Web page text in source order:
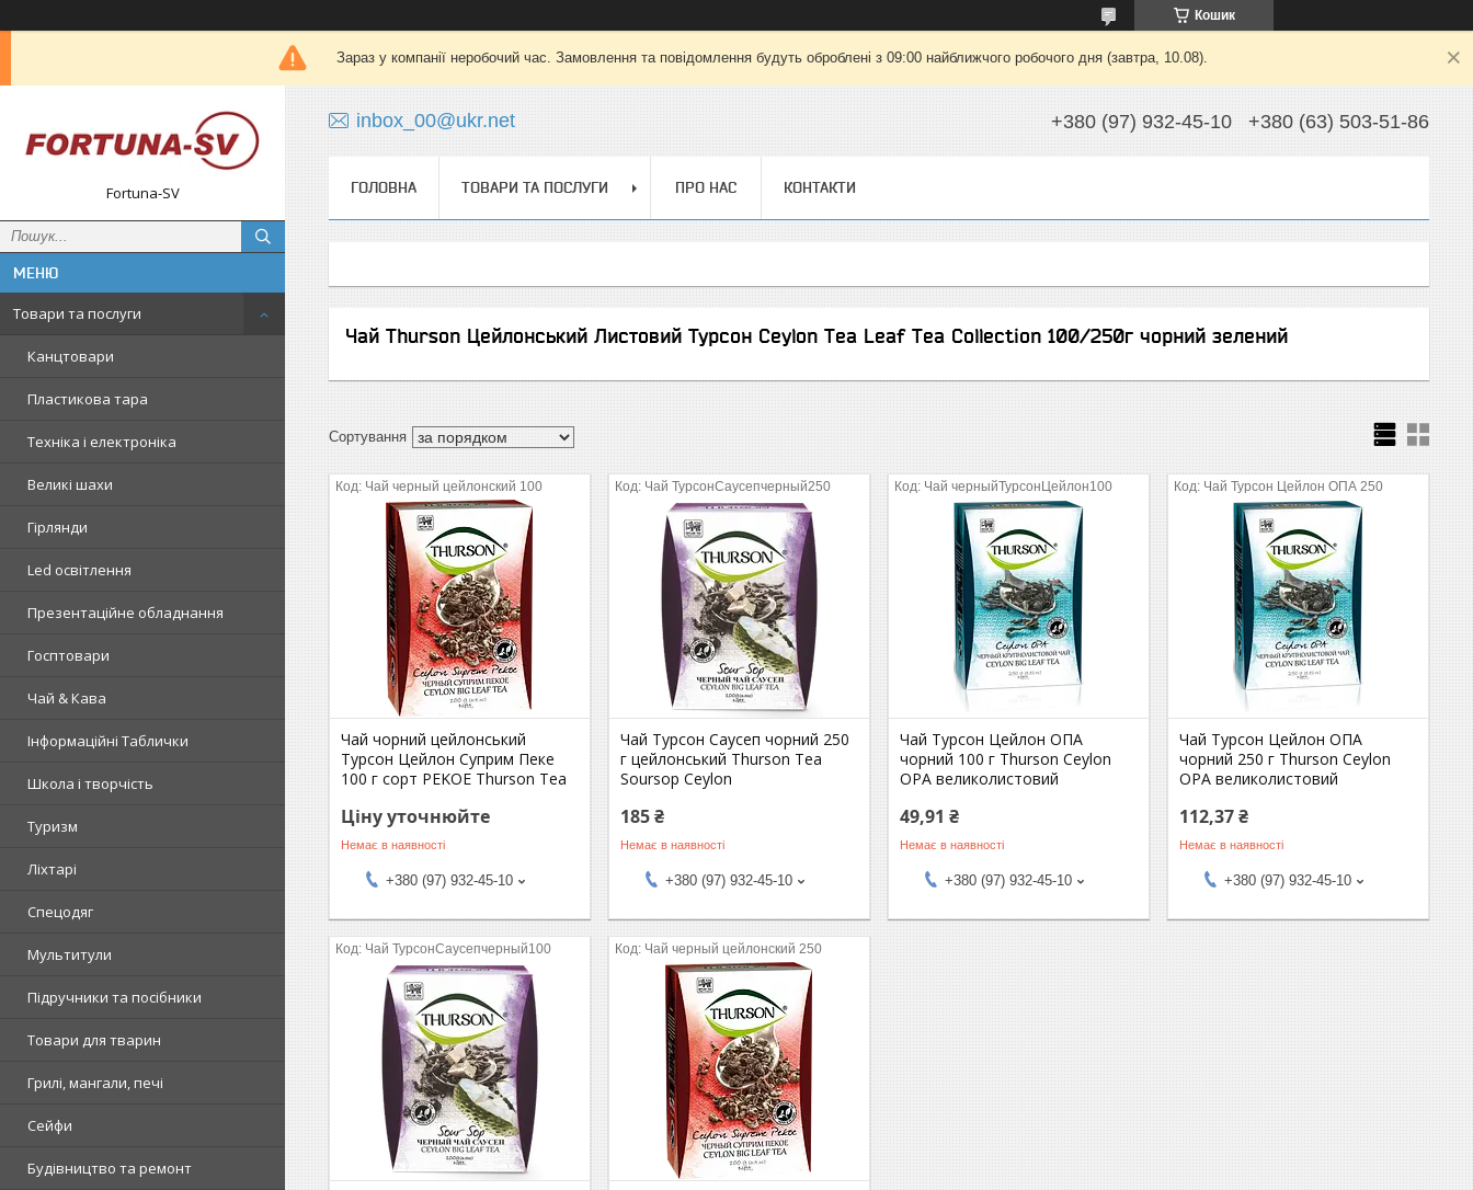
Кошик
Зараз у компанії неробочий час. Замовлення та повідомлення будуть оброблені з 09:00 найближчого робочого дня (завтра, 10.08).
Fortuna-SV
Товари та послуги
Канцтовари
Пластикова тара
Техніка і електроніка
Великі шахи
Гірлянди
Led освітлення
Презентаційне обладнання
Госптовари
Чай & Кава
Інформаційні Таблички
Школа і творчість
Туризм
Ліхтарі
Спецодяг
Мультитули
Підручники та посібники
Товари для тварин
Грилі, мангали, печі
Сейфи
Будівництво та ремонт
inbox_00@ukr.net +380 (97) 932-45-10 +380 (63) 503-51-86
ГОЛОВНА ТОВАРИ ТА ПОСЛУГИ ПРО НАС КОНТАКТИ
Чай Thurson Цейлонський Листовий Турсон Ceylon Tea Leaf Tea Collection 100/250г чорний зелений
Чай черный цейлонский 100
Чай чорний цейлонський
Турсон Цейлон Суприм Пеке
100 г сорт PEKOE Thurson Tea
Ціну уточнюйте
Немає в наявності
+380 (97) 932-45-10
Чай ТурсонСаусепчерный250
Чай Турсон Саусеп чорний 250
г цейлонський Thurson Tea
Soursop Ceylon
185 ₴
Немає в наявності
+380 (97) 932-45-10
Чай черныйТурсонЦейлон100
Чай Турсон Цейлон ОПА
чорний 100 г Thurson Ceylon
OPA великолистовий
49,91 ₴
Немає в наявності
+380 (97) 932-45-10
Чай Турсон Цейлон ОПА 250
Чай Турсон Цейлон ОПА
чорний 250 г Thurson Ceylon
OPA великолистовий
112,37 ₴
Немає в наявності
+380 (97) 932-45-10
Чай ТурсонСаусепчерный100 Чай черный цейлонский 250